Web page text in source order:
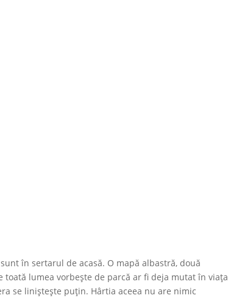
în sertarul de acasă. O mapă albastră, două
lumea vorbește de parcă ar fi deja mutat în viața
se liniștește puțin. Hârtia aceea nu are nimic